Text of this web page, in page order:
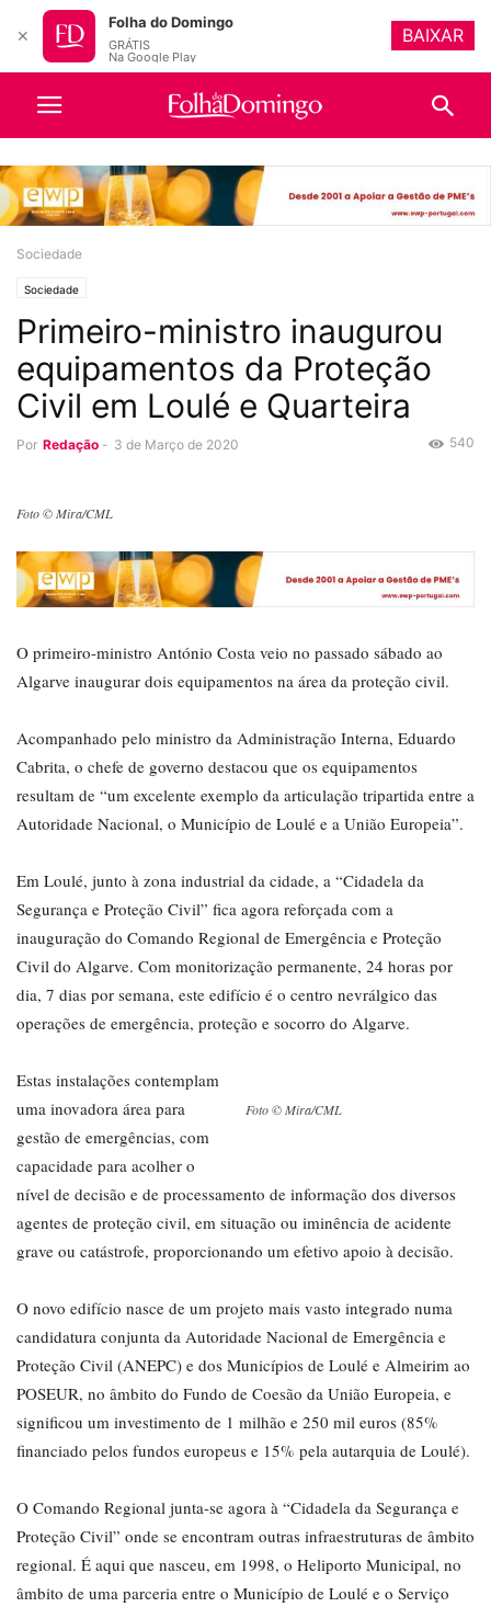
Sociedade
Sociedade
Primeiro-ministro inaugurou
equipamentos da Proteção
Civil em Loulé e Quarteira
Por Redação - 3 de Março de 2020 540
Foto © Mira/CML
O primeiro-ministro António Costa veio no passado sábado ao
Algarve inaugurar dois equipamentos na área da proteção civil.
Acompanhado pelo ministro da Administração Interna, Eduardo
Cabrita, o chefe de governo destacou que os equipamentos
resultam de “um excelente exemplo da articulação tripartida entre a
Autoridade Nacional, o Município de Loulé e a União Europeia”.
Em Loulé, junto à zona industrial da cidade, a “Cidadela da
Segurança e Proteção Civil” fica agora reforçada com a
inauguração do Comando Regional de Emergência e Proteção
Civil do Algarve. Com monitorização permanente, 24 horas por
dia, 7 dias por semana, este edifício é o centro nevrálgico das
operações de emergência, proteção e socorro do Algarve.
Foto © Mira/CML
Estas instalações contemplam
uma inovadora área para
gestão de emergências, com
capacidade para acolher o
nível de decisão e de processamento de informação dos diversos
agentes de proteção civil, em situação ou iminência de acidente
grave ou catástrofe, proporcionando um efetivo apoio à decisão.
O novo edifício nasce de um projeto mais vasto integrado numa
candidatura conjunta da Autoridade Nacional de Emergência e
Proteção Civil (ANEPC) e dos Municípios de Loulé e Almeirim ao
POSEUR, no âmbito do Fundo de Coesão da União Europeia, e
significou um investimento de 1 milhão e 250 mil euros (85%
financiado pelos fundos europeus e 15% pela autarquia de Loulé).
O Comando Regional junta-se agora à “Cidadela da Segurança e
Proteção Civil” onde se encontram outras infraestruturas de âmbito
regional. É aqui que nasceu, em 1998, o Heliporto Municipal, no
âmbito de uma parceria entre o Município de Loulé e o Serviço
✕
Folha do Domingo
GRÁTIS
Na Google Play
BAIXAR